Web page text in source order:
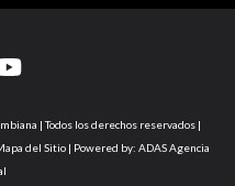
| Todos los derechos reservados |
del Sitio | Powered by: ADAS Agencia